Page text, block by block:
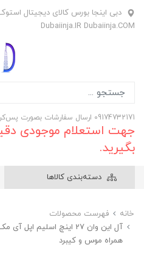
دبی اینجا بورس کالای دیجیتال
Dubaiinja.IR Dubaiinja.COM
09174732171 ارسال سفارشات بصورت پس‌کرایه تیپاکس
جهت استعلام موجودی
بگیرید.
دسته‌بندی کالاها
خانه
فهرست محصولات
همراه موس و کیبرد